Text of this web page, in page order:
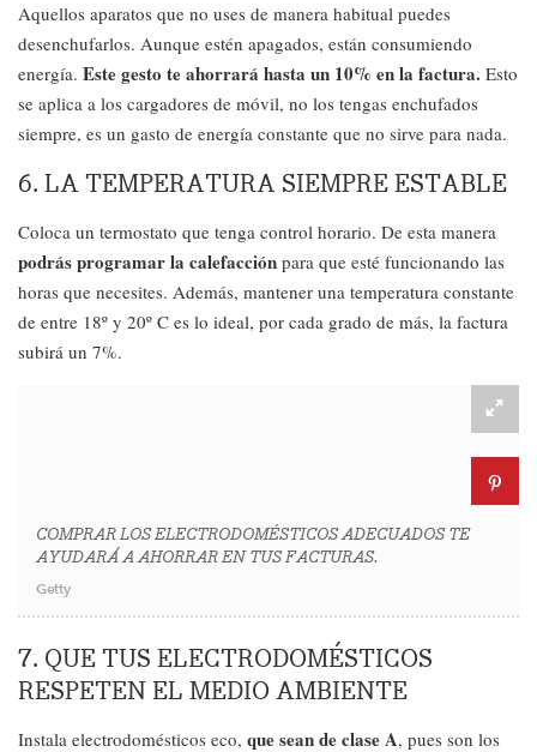
Aquellos aparatos que no uses de manera habitual puedes
desenchufarlos. Aunque estén apagados, están consumiendo
energía. Este gesto te ahorrará hasta un 10% en la factura. Esto
se aplica a los cargadores de móvil, no los tengas enchufados
siempre, es un gasto de energía constante que no sirve para nada.
6. LA TEMPERATURA SIEMPRE ESTABLE
Coloca un termostato que tenga control horario. De esta manera
podrás programar la calefacción para que esté funcionando las
horas que necesites. Además, mantener una temperatura constante
de entre 18º y 20º C es lo ideal, por cada grado de más, la factura
subirá un 7%.
COMPRAR LOS ELECTRODOMÉSTICOS ADECUADOS TE
AYUDARÁ A AHORRAR EN TUS FACTURAS.
Getty
7. QUE TUS ELECTRODOMÉSTICOS
RESPETEN EL MEDIO AMBIENTE
Instala electrodomésticos eco, que sean de clase A, pues son los